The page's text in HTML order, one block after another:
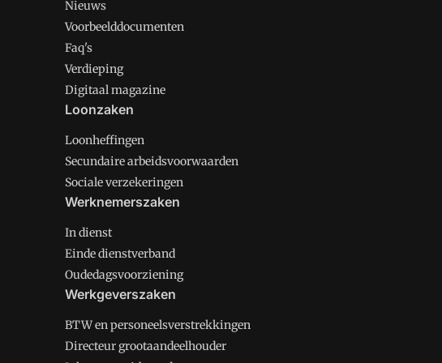
Nieuws
Voorbeelddocumenten
Faq's
Verdieping
Digitaal magazine
Loonzaken
Loonheffingen
Secundaire arbeidsvoorwaarden
Sociale verzekeringen
Werknemerszaken
In dienst
Einde dienstverband
Oudedagsvoorziening
Werkgeverszaken
BTW en personeelsverstrekkingen
Directeur grootaandeelhouder